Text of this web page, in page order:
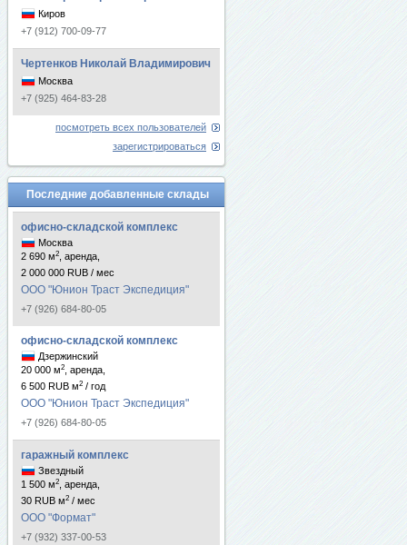
Киров
+7 (912) 700-09-77
Чертенков Николай Владимирович
Москва
+7 (925) 464-83-28
посмотреть всех пользователей
зарегистрироваться
Последние добавленные склады
офисно-складской комплекс
Москва
2 690 м2
, аренда,
2 000 000 RUB / мес
ООО "Юнион Траст Экспедиция"
+7 (926) 684-80-05
офисно-складской комплекс
Дзержинский
20 000 м2
, аренда,
6 500 RUB м2 / год
ООО "Юнион Траст Экспедиция"
+7 (926) 684-80-05
гаражный комплекс
Звездный
1 500 м2
, аренда,
30 RUB м2 / мес
ООО "Формат"
+7 (932) 337-00-53